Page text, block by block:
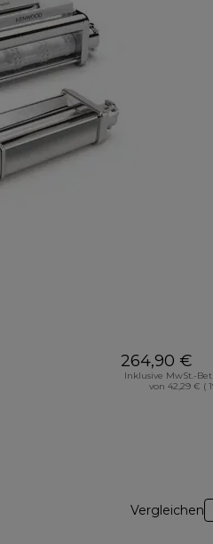
264,90 €
Inklusive MwSt.-
von 42,29 € (
Vergleichen